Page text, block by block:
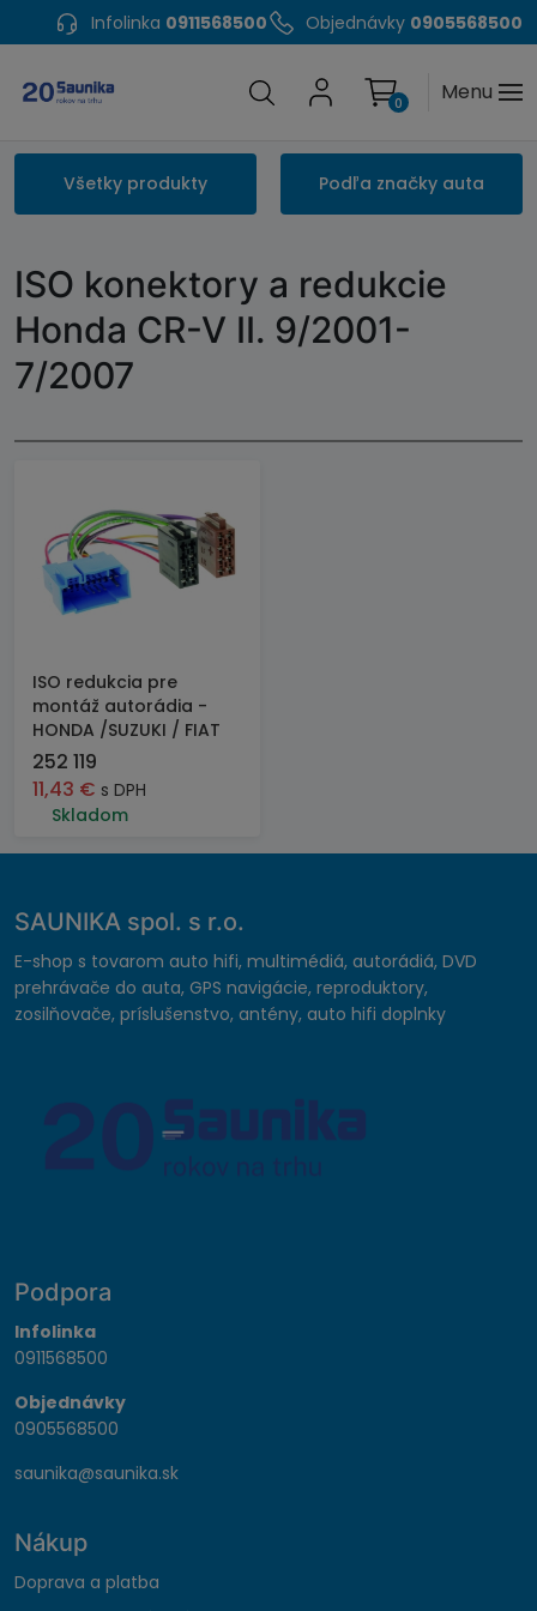
Infolinka 0911568500 Objednávky 0905568500
Menu
0
Všetky produkty Podľa značky auta
ISO konektory a redukcie
Honda CR-V II. 9/2001-
7/2007
ISO redukcia pre
montáž autorádia -
HONDA /SUZUKI / FIAT
252 119
11,43 € s DPH
Skladom
SAUNIKA spol. s r.o.
E-shop s tovarom auto hifi, multimédiá, autorádiá, DVD
prehrávače do auta, GPS navigácie, reproduktory,
zosilňovače, príslušenstvo, antény, auto hifi doplnky
Podpora
Infolinka
0911568500
Objednávky
0905568500
saunika@saunika.sk
Nákup
Doprava a platba